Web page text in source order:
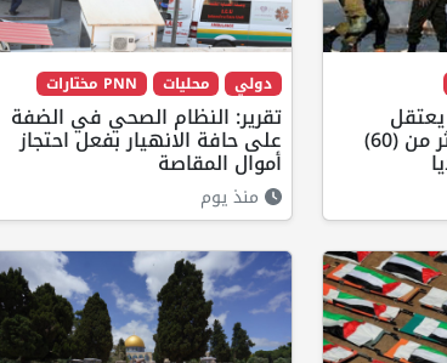
يعتقل
ويحقق ميدانياً مع أكثر من (60)
دولي محليات PNN مختارات
تقرير: النظام الصحي في الضفة
على حافة الانهيار بفعل احتجاز
أموال المقاصة
منذ يوم